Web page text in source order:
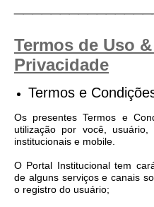
Termos de Uso
Privacidade
Termos e
Os presentes Termos e
utilização por você,
institucionais e mobile.
O Portal Institucional tem
de alguns serviços e canais
o registro do usuário;